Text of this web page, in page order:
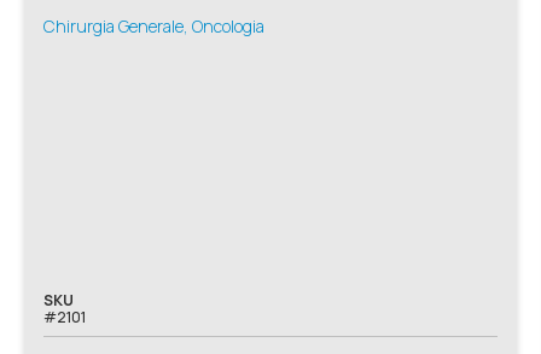
Chirurgia Generale, Oncologia
SKU
#2101